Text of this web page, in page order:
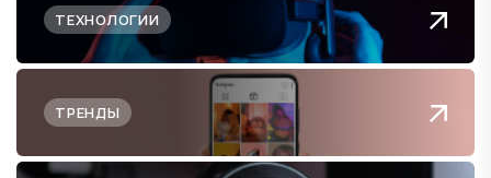
ТЕХНОЛОГИИ
ТРЕНДЫ